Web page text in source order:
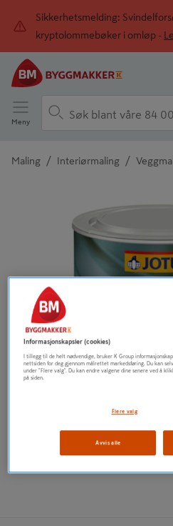
Sikkerhetsmelding:
kryptolommebøker i omløp -
Meny
Maling / Interiørmaling /
Informasjonskapsler (cookies)
I tillegg til de helt nødvendige, bruker K Group
nettsiden for deg gjennom målrettet markedsføring. Du kan
under "Flere valg". Du kan endre valgene dine senere ved å
på siden.
Flere valg
Avvis alle